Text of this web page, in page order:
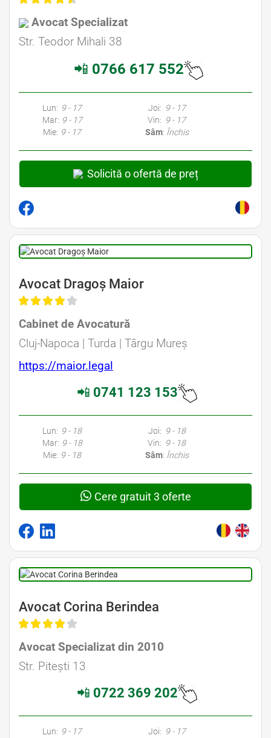
Avocat Specializat
Str. Teodor Mihali 38
📲 0766 617 552
Lun: 9 - 17
Mar: 9 - 17
Mie: 9 - 17
Joi: 9 - 17
Vin: 9 - 17
Sâm: Închis
Solicită o ofertă de preț
Avocat Dragoș Maior
Cabinet de Avocatură
Cluj-Napoca | Turda | Târgu Mureș
https://maior.legal
📲 0741 123 153
Lun: 9 - 18
Mar: 9 - 18
Mie: 9 - 18
Joi: 9 - 18
Vin: 9 - 18
Sâm: Închis
Cere gratuit 3 oferte
Avocat Corina Berindea
Avocat Specializat din 2010
Str. Pitești 13
📲 0722 369 202
Lun: 9 - 17
Joi: 9 - 17